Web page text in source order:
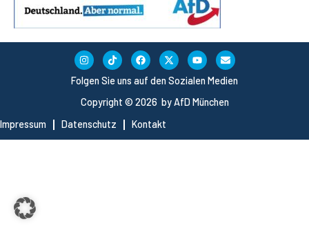
Copyright © 2026 by AfD München
Impressum
Datenschutz Kontakt
Folgen Sie uns auf den Sozialen Medien